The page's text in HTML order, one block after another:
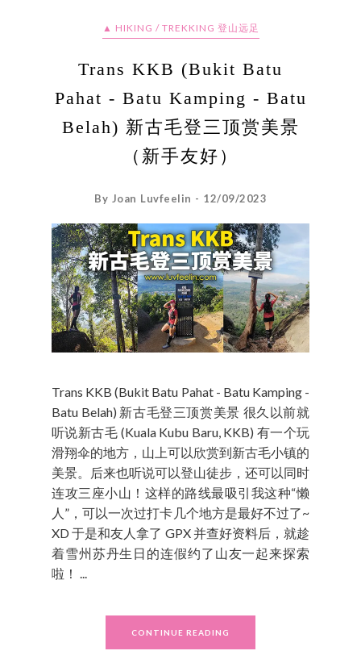
▲ HIKING / TREKKING 登山远足
Trans KKB (Bukit Batu
Pahat - Batu Kamping - Batu
Belah) 新古毛登三顶赏美景
（新手友好）
By Joan Luvfeelin - 12/09/2023
Trans KKB (Bukit Batu Pahat - Batu Kamping -
Batu Belah) 新古毛登三顶赏美景 很久以前就
听说新古毛 (Kuala Kubu Baru, KKB) 有一个玩
滑翔伞的地方，山上可以欣赏到新古毛小镇的
美景。后来也听说可以登山徒步，还可以同时
连攻三座小山！这样的路线最吸引我这种“懒
人”，可以一次过打卡几个地方是最好不过了~
XD 于是和友人拿了 GPX 并查好资料后，就趁
着雪州苏丹生日的连假约了山友一起来探索
啦！ ...
CONTINUE READING